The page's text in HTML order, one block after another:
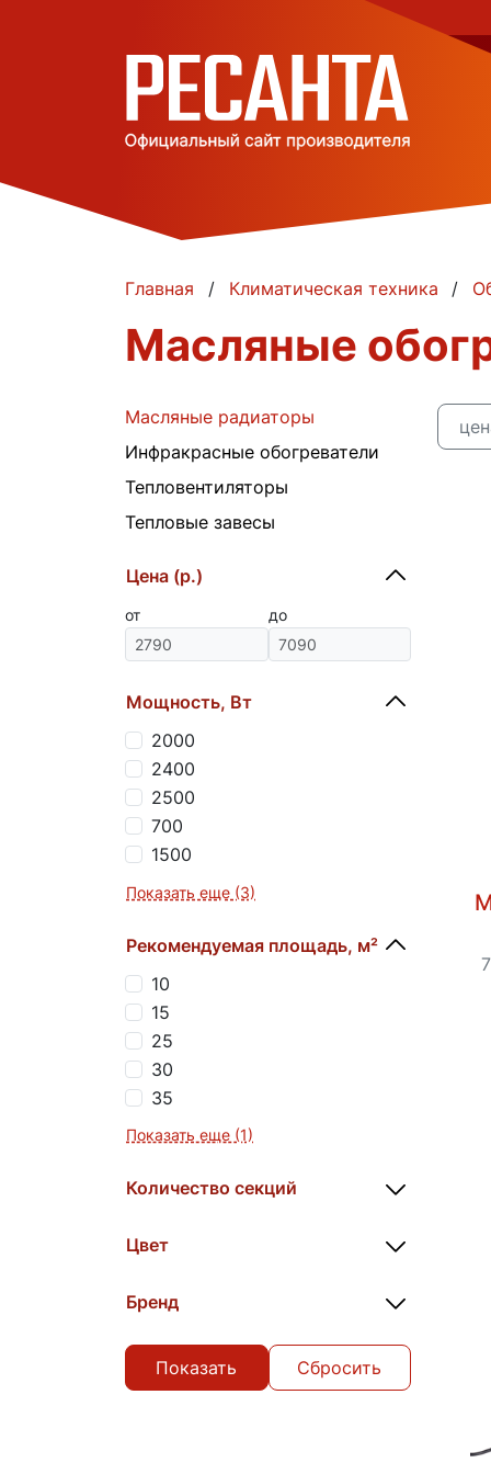
Главная Климатическая техника
Масляные
Масляные радиаторы
Инфракрасные обогреватели
Тепловентиляторы
Тепловые завесы
Цена (р.)
от до
Мощность, Вт
2000
2400
2500
700
1500
Показать еще (3)
Рекомендуемая площадь, м²
10
15
25
30
35
Показать еще (1)
Количество секций
Цвет
Бренд
Сбросить